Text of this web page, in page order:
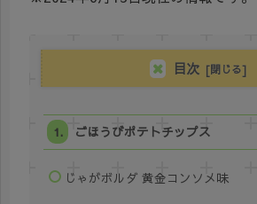
目次
ごほうびポテトチップス
じゃがボルダ 黄金コンソメ味